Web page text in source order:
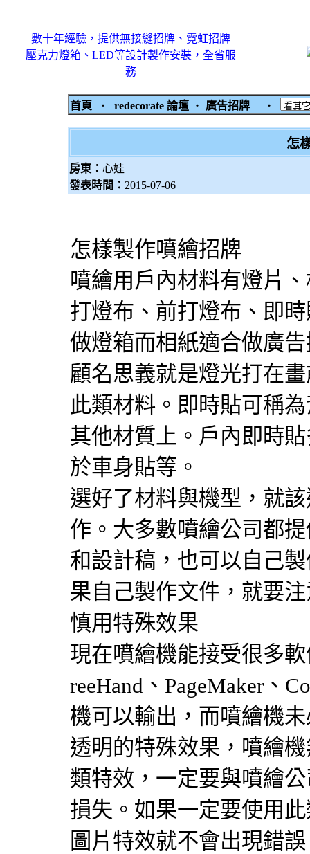
數十年經驗，提供無接縫招牌、霓虹招牌
壓克力燈箱、LED等設計製作安裝，全省服
務
首頁 ‧ redecorate 論壇 ‧ 廣告招牌 ‧
怎
房東： 心娃
發表時間： 2015-07-06
怎樣製作噴繪招牌
噴繪用戶內材料有燈片
打燈布、前打燈布、即
做燈箱而相紙適合做廣
顧名思義就是燈光打在
此類材料。即時貼可稱
其他材質上。戶內即時
於車身貼等。
選好了材料與機型，就
作。大多數噴繪公司都
和設計稿，也可以自己
果自己製作文件，就要
慎用特殊效果
現在噴繪機能接受很多
reeHand、PageMaker、
機可以輸出，而噴繪機
透明的特殊效果，噴繪
類特效，一定要與噴繪
損失。如果一定要使用
圖片特效就不會出現錯